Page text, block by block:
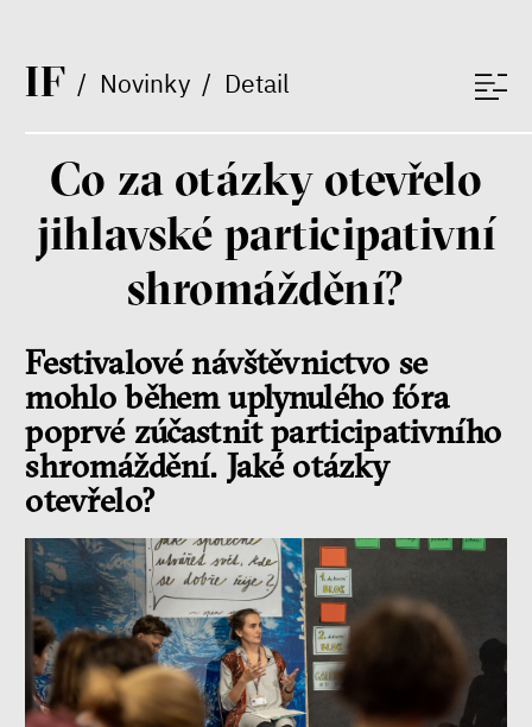
IF/ Novinky/ Detail
Nehrajeme o to, jaké peníze
budeme mít, ale čí budou, říká
ekonom Palanský
rozhovor
Demokracie v limitech.
Jeffrey Winters o tom, jak
majetek oligarchů určuje
pravidla
Jeffrey A. Winters
Petr Bittner
Co za otázky otevřelo
jihlavské participativní
shromáždění?
Festivalové návštěvnictvo se
mohlo během uplynulého fóra
poprvé zúčastnit participativního
shromáždění. Jaké otázky
otevřelo?